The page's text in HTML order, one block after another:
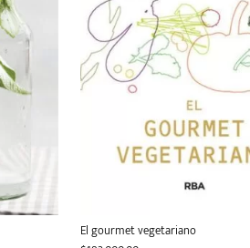
El gourmet vegetariano